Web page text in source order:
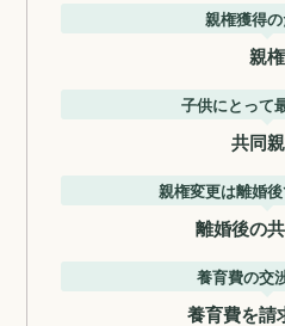
親権獲得
親権
子供にとって
共同
親権変更は離婚
離婚後の
養育費の交
養育費を請